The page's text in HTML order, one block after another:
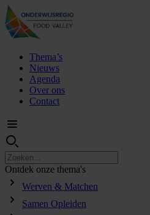
Thema’s
Nieuws
Agenda
Over ons
Contact
Ontdek onze thema's
Werven & Matchen
Samen Opleiden